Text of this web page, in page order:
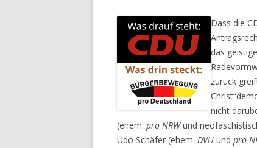
Dass die
das
zurück
nicht
(ehem. pro NRWund
Udo Schäfer (ehem. DVU und pro